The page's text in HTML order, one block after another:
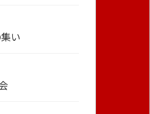
い